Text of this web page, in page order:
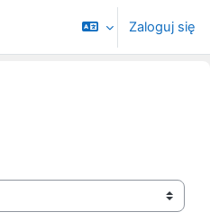
Zaloguj się